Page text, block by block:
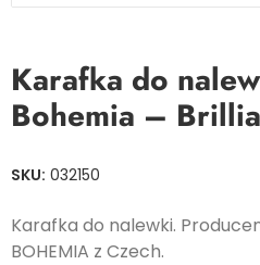
Karafka do
Bohemia –
SKU: 032150
Karafka do nalewki.
BOHEMIA z Czech.